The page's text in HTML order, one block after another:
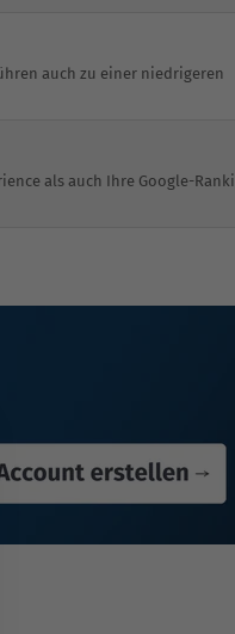
auch zu einer niedrigeren
als auch Ihre Google-